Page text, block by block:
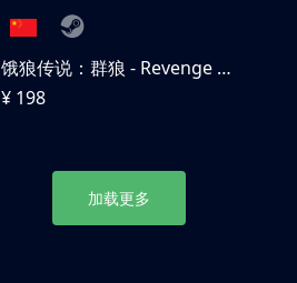
饿狼传说：群狼 - Revenge Edition
¥ 198
加载更多